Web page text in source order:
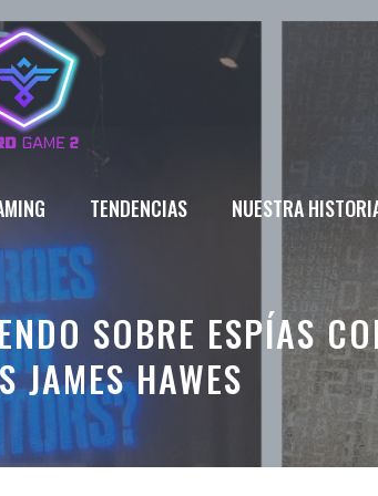
TENDENCIAS NUESTRA
SOBRE ESPÍAS
JAMES HAWES